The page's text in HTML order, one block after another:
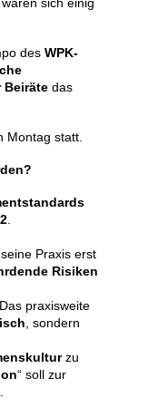
des WPK-
Beiräte das
Montag statt.
Praxis erst
Risiken
praxisweite
, sondern
zu
“ soll zur